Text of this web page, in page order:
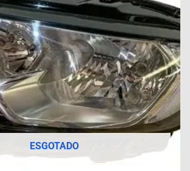
ESGOTADO